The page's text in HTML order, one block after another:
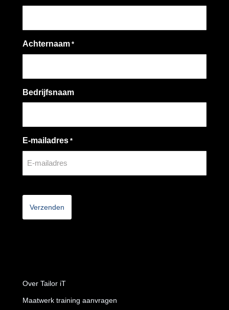
Over Tailor iT
Maatwerk training aanvragen
Achternaam *
Bedrijfsnaam
E-mailadres *